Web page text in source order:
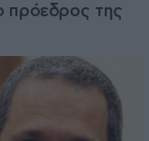
πρόεδρος της